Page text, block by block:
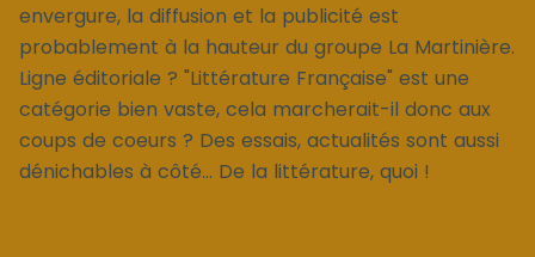
envergure, la diffusion et la publicité est
probablement à la hauteur du groupe La Martinière.
Ligne éditoriale ? "Littérature Française" est une
catégorie bien vaste, cela marcherait-il donc aux
coups de coeurs ? Des essais, actualités sont aussi
dénichables à côté... De la littérature, quoi !